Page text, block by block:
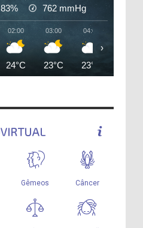
83% 762mmHg
02:00
24°C
03:00
23°C
04:00
23°C
›